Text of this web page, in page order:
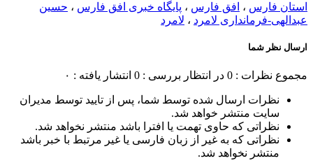
استان فارس ، افق فارس ، پایگاه خبری افق فارس ، حسین
عبدالهی-فرمانداری لامرد ، لامرد
ارسال نظر شما
مجموع نظرات : 0 در انتظار بررسی : 0 انتشار یافته : ۰
نظرات ارسال شده توسط شما، پس از تایید توسط مدیران
سایت منتشر خواهد شد.
نظراتی که حاوی تهمت یا افترا باشد منتشر نخواهد شد.
نظراتی که به غیر از زبان فارسی یا غیر مرتبط با خبر باشد
منتشر نخواهد شد.